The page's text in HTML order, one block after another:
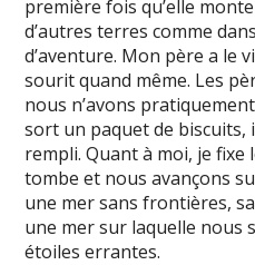
première fois qu’elle
d’autres terres comme
d’aventure. Mon père a le
sourit quand même. Les
nous n’avons
sort un paquet de biscuits,
rempli. Quant à moi, je
tombe et nous avançons
une mer sans frontières,
une mer sur laquelle nous
étoiles errantes.